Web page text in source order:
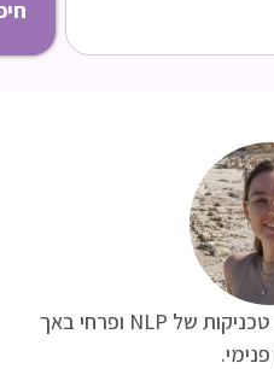
מטפלת בשיח רגשי שמשלב טכניקות של NLP ופרחי באך